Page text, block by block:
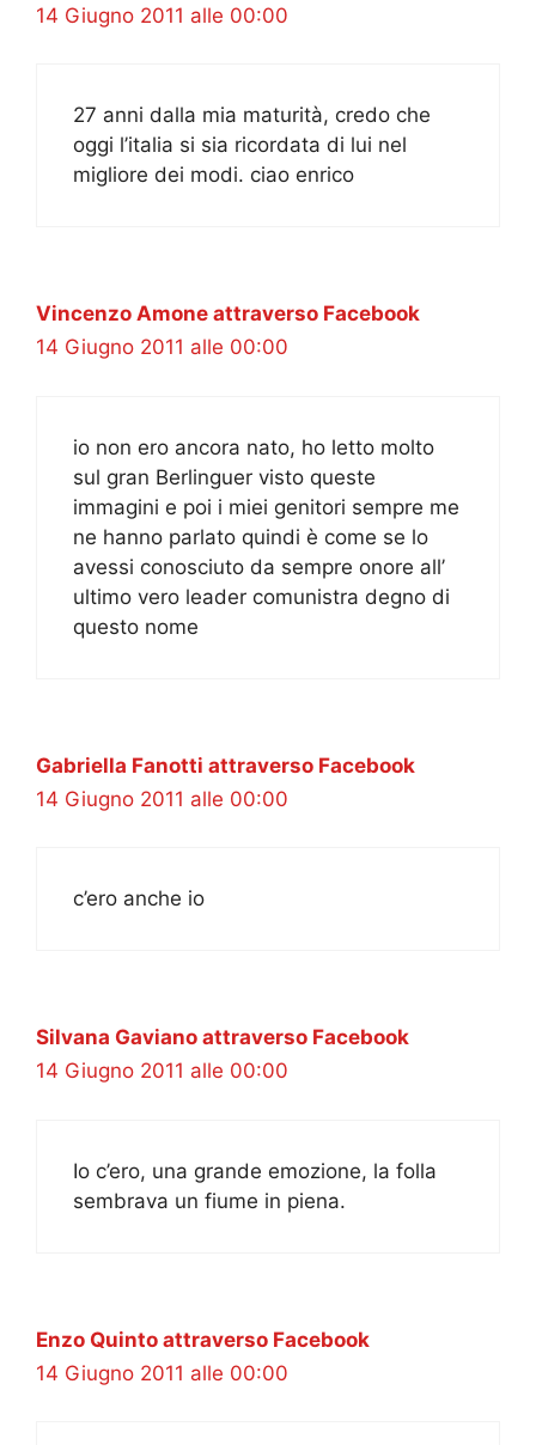
14 Giugno 2011 alle 00:00
27 anni dalla mia maturità, credo che
oggi l’italia si sia ricordata di lui nel
migliore dei modi. ciao enrico
Vincenzo Amone attraverso Facebook
14 Giugno 2011 alle 00:00
io non ero ancora nato, ho letto molto
sul gran Berlinguer visto queste
immagini e poi i miei genitori sempre me
ne hanno parlato quindi è come se lo
avessi conosciuto da sempre onore all’
ultimo vero leader comunistra degno di
questo nome
Gabriella Fanotti attraverso Facebook
14 Giugno 2011 alle 00:00
c’ero anche io
Silvana Gaviano attraverso Facebook
14 Giugno 2011 alle 00:00
Io c’ero, una grande emozione, la folla
sembrava un fiume in piena.
Enzo Quinto attraverso Facebook
14 Giugno 2011 alle 00:00